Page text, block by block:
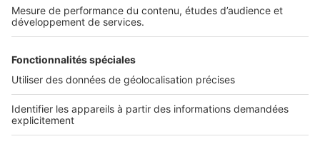
Services pro
Accès client
Informations légales